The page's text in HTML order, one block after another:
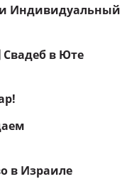
Индивидуальный
Свадеб в Юте
в Израиле